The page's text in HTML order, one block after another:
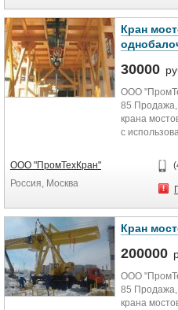
Кран
30000
ООО
85 Продажа,
крана
с
ООО "ПромТехКран"
Россия, Москва
Кран
200000
ООО
85 Продажа,
крана